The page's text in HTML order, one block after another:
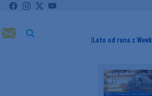
Lato od rana z